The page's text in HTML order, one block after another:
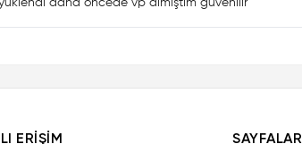
daha öncede vp almıştım güvenilir
ERIŞIM SAYFALAR